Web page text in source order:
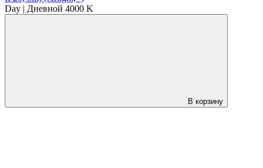
Day | Дневной 4000 K
В корзину